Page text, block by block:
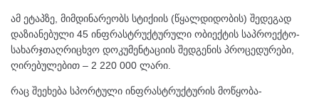
ამ ეტაპზე, მიმდინარეობს სტიქიის (წყალდიდობის) შედეგად
დაზიანებული 45 ინფრასტრუქტურული ობიექტის საპროექტო-
სახარჯთაღრიცხვო დოკუმენტაციის შედგენის პროცედურები,
ღირებულებით – 2 220 000 ლარი.
რაც შეეხება სპორტული ინფრასტრუქტურის მოწყობა-